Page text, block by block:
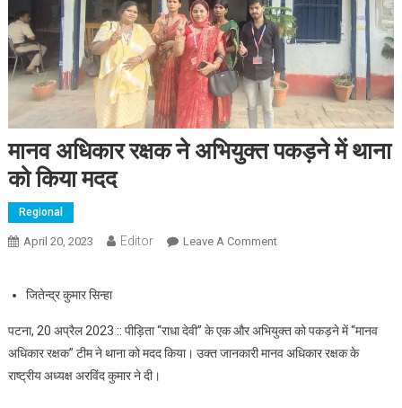
मानव अधिकार रक्षक ने अभियुक्त पकड़ने में थाना
को किया मदद
Regional
April 20, 2023 Editor Leave A CommentOn मानव अधिकार रक्षक ने
जितेन्द्र कुमार सिन्हा
पटना, 20 अप्रैल 2023 :: पीड़िता “राधा देवी” के एक और अभियुक्त को पकड़ने में “मानव
अधिकार रक्षक” टीम ने थाना को मदद किया। उक्त जानकारी मानव अधिकार रक्षक के
राष्ट्रीय अध्यक्ष अरविंद कुमार ने दी।